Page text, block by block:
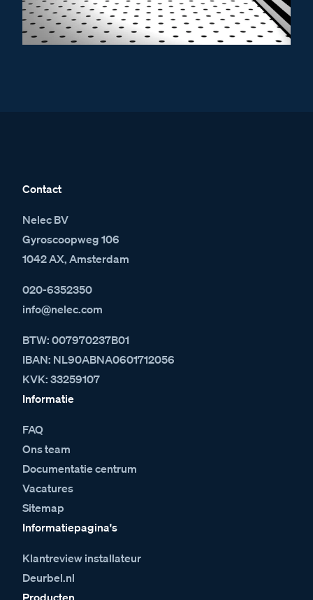
Contact
Nelec BV
Gyroscoopweg 106
1042 AX, Amsterdam
020-6352350
info@nelec.com
BTW: 007970237B01
IBAN: NL90ABNA0601712056
KVK: 33259107
Informatie
FAQ
Ons team
Documentatie centrum
Vacatures
Sitemap
Informatiepagina's
Klantreview installateur
Deurbel.nl
Producten